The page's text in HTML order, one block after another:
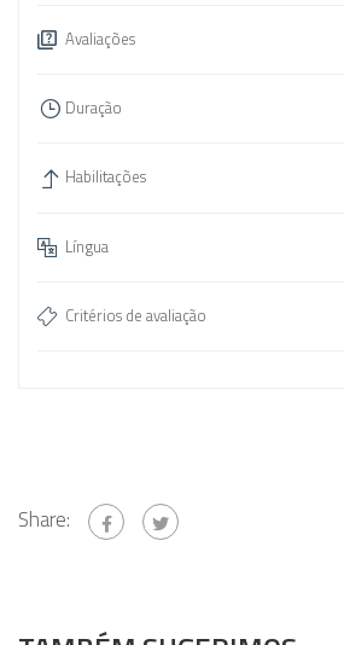
Avaliações
Duração
Habilitações
Língua
Critérios de avaliação
Share: